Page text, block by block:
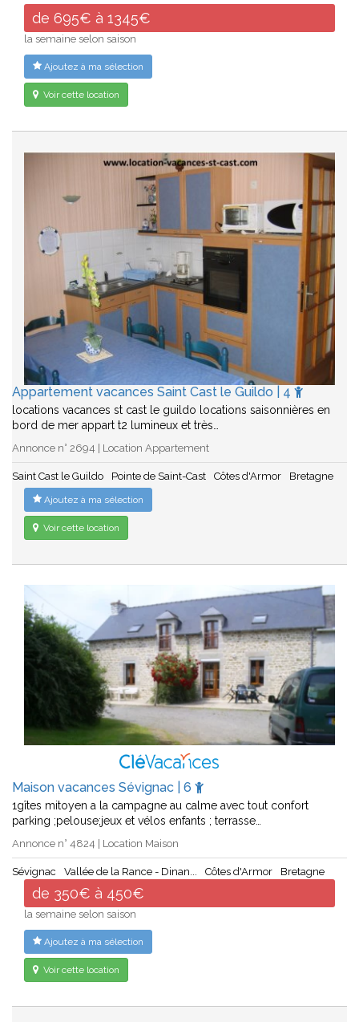
de 695€ à 1345€
la semaine selon saison
Ajoutez à ma sélection
Voir cette location
Appartement vacances Saint Cast le Guildo | 4
locations vacances st cast le guildo locations saisonnières en
bord de mer appart t2 lumineux et très…
Annonce n° 2694 | Location Appartement
Saint Cast le Guildo Pointe de Saint-Cast Côtes d'Armor Bretagne
Ajoutez à ma sélection
Voir cette location
Maison vacances Sévignac | 6
1gîtes mitoyen a la campagne au calme avec tout confort
parking ;pelouse;jeux et vélos enfants ; terrasse…
Annonce n° 4824 | Location Maison
Sévignac Vallée de la Rance - Dinan... Côtes d'Armor Bretagne
de 350€ à 450€
la semaine selon saison
Ajoutez à ma sélection
Voir cette location